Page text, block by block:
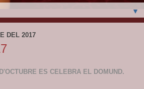
▼
DEL 2017
ES CELEBRA EL DOMUND.